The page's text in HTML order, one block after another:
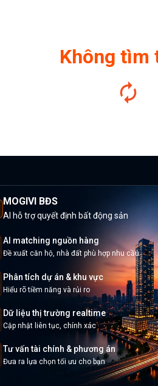
Không tìm
MOGIVI BĐS
AI hỗ trợ quyết định bất động sản
AI matching nguồn hàng
Đề xuất căn hộ, nhà đất phù hợp nhu cầu
Phân tích dự án & khu vực
Hiểu rõ tiềm năng và rủi ro
Dữ liệu thị trường realtime
Cập nhật liên tục, chính xác
Tư vấn tài chính & phương án
Đưa ra lựa chọn tối ưu cho bạn